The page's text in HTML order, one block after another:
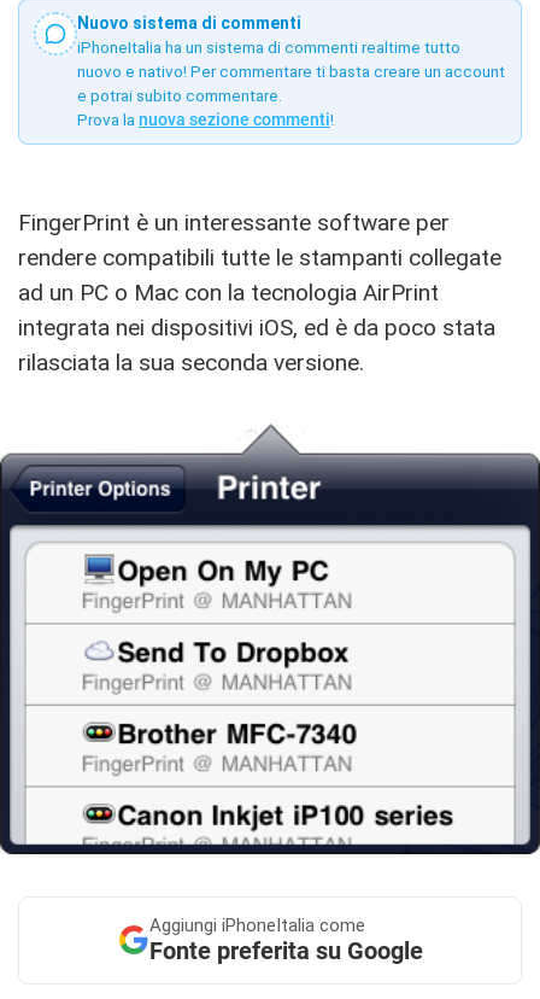
Nuovo sistema di commenti
iPhoneItalia ha un sistema di commenti realtime tutto
nuovo e nativo! Per commentare ti basta creare un account
e potrai subito commentare.
Prova la nuova sezione commenti!
FingerPrint è un interessante software per
rendere compatibili tutte le stampanti collegate
ad un PC o Mac con la tecnologia AirPrint
integrata nei dispositivi iOS, ed è da poco stata
rilasciata la sua seconda versione.
Aggiungi iPhoneItalia come
Fonte preferita su Google